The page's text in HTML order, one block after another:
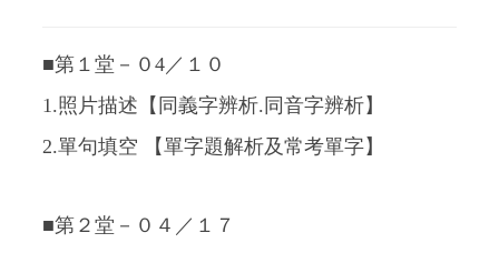
■第１堂－０4／１０
1.照片描述【同義字辨析.同音字辨析】
2.單句填空 【單字題解析及常考單字】
■第２堂－０４／１７